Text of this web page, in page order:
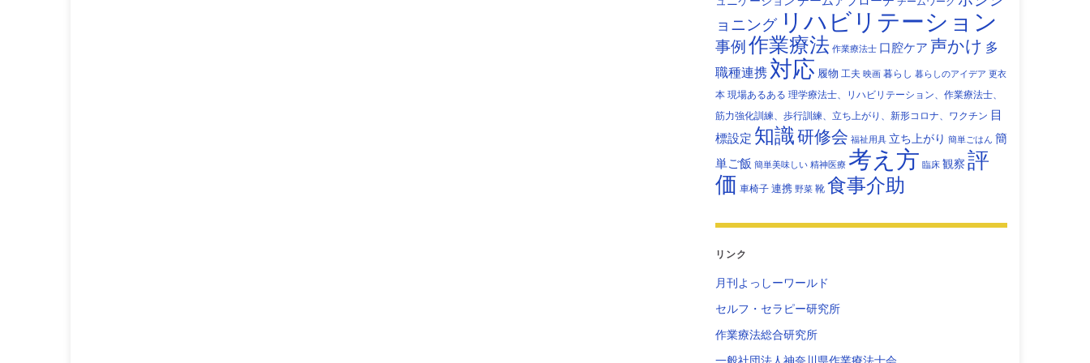
ョニング リハビリテーション
事例作業療法 作業療法士 口腔ケア 声かけ 多
職種連携 対応 履物 工夫 映画 暮らし 暮らしのアイデア 更衣
本 現場あるある 理学療法士、リハビリテーション、作業療法士、
筋力強化訓練、歩行訓練、立ち上がり、新形コロナ、ワクチン 目
標設定 知識研修会 福祉用具 立ち上がり 簡単ごはん 簡
単ご飯 簡単美味しい 精神医療 考え方 臨床 観察 評
価 車椅子 連携 野菜 靴 食事介助
リンク
月刊よっしーワールド
セルフ・セラピー研究所
作業療法総合研究所
一般社団法人神奈川県作業療法士会